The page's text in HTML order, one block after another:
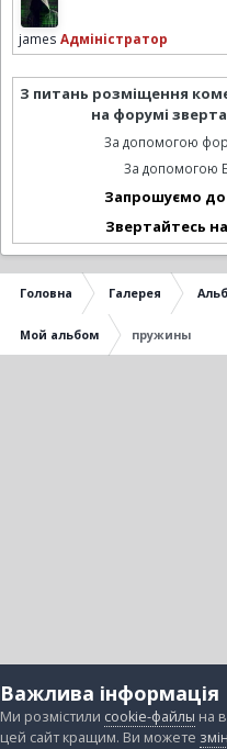
james Адміністратор
З питань розміщення
на форумі
За допомогою
За допомогою
Запрошуємо до
Звертайтесь
Головна Галерея
Мой альбом пружины
Важлива інформація
Ми розмістили cookie-файлы на
цей сайт кращим. Ви можете